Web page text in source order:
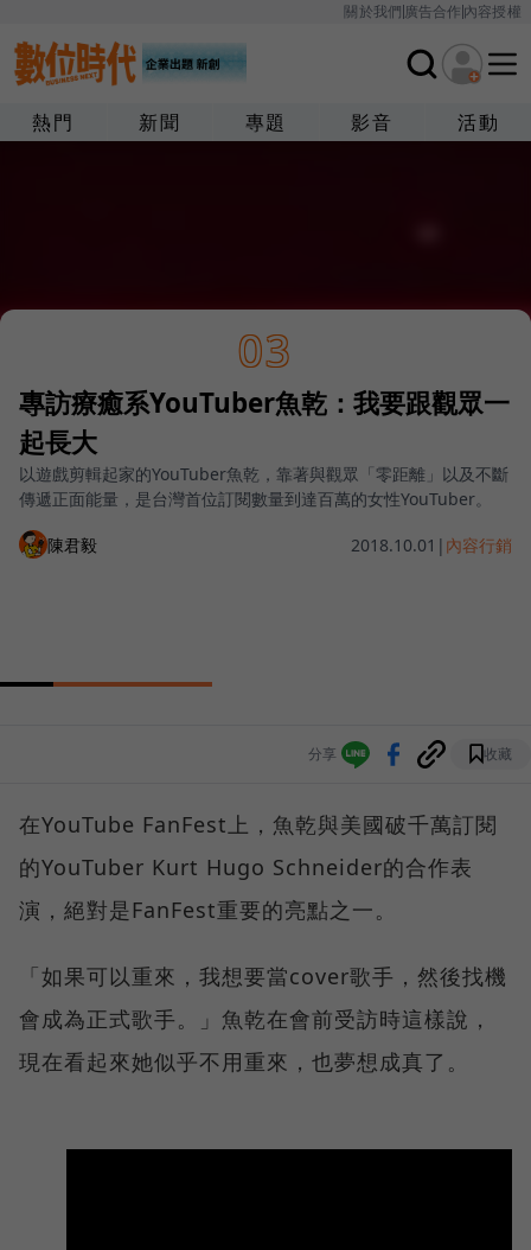
關於我們廣告合作內容授權
熱門 新聞 專題 影音 活動
03
專訪療癒系YouTuber魚乾：我要跟觀眾一
起長大
以遊戲剪輯起家的YouTuber魚乾，靠著與觀眾「零距離」以及不斷
傳遞正面能量，是台灣首位訂閱數量到達百萬的女性YouTuber。
陳君毅 2018.10.01 | 內容行銷
分享 收藏
在YouTube FanFest上，魚乾與美國破千萬訂閱
的YouTuber Kurt Hugo Schneider的合作表
演，絕對是FanFest重要的亮點之一。
「如果可以重來，我想要當cover歌手，然後找機
會成為正式歌手。」魚乾在會前受訪時這樣說，
現在看起來她似乎不用重來，也夢想成真了。